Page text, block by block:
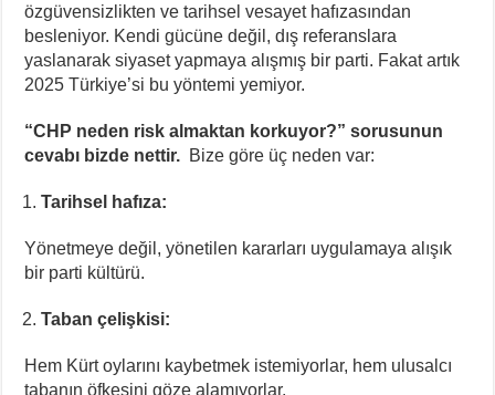
özgüvensizlikten ve tarihsel vesayet hafızasından
besleniyor. Kendi gücüne değil, dış referanslara
yaslanarak siyaset yapmaya alışmış bir parti. Fakat artık
2025 Türkiye’si bu yöntemi yemiyor.
“CHP neden risk almaktan korkuyor?” sorusunun
cevabı bizde nettir. Bize göre üç neden var:
Tarihsel hafıza:
Yönetmeye değil, yönetilen kararları uygulamaya alışık
bir parti kültürü.
Taban çelişkisi:
Hem Kürt oylarını kaybetmek istemiyorlar, hem ulusalcı
tabanın öfkesini göze alamıyorlar.